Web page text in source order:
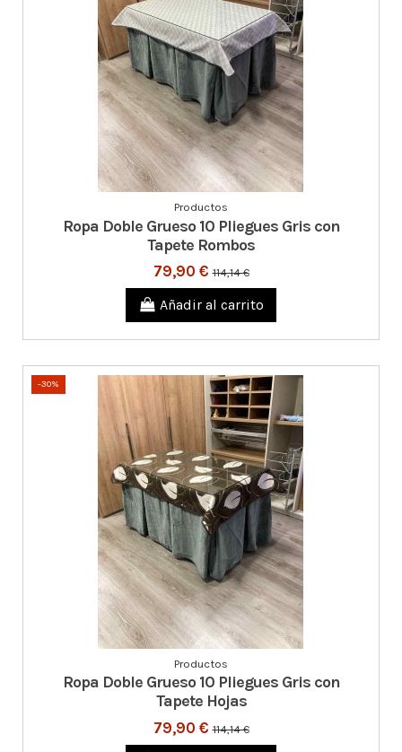
Productos
Ropa Doble Grueso 10 Pliegues Gris con
Tapete Rombos
79,90 €114,14 €
Añadir al carrito
-30%
Productos
Ropa Doble Grueso 10 Pliegues Gris con
Tapete Hojas
79,90 €114,14 €